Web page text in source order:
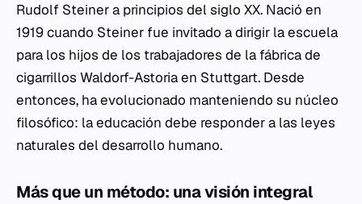
Rudolf Steiner a principios del siglo XX. Nació en
1919 cuando Steiner fue invitado a dirigir la escuela
para los hijos de los trabajadores de la fábrica de
cigarrillos Waldorf-Astoria en Stuttgart. Desde
entonces, ha evolucionado manteniendo su núcleo
filosófico: la educación debe responder a las leyes
naturales del desarrollo humano.
Más que un método: una visión integral